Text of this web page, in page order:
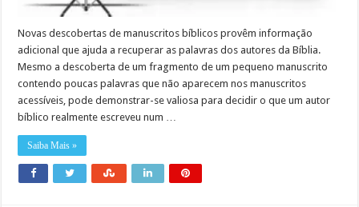
Novas descobertas de manuscritos bíblicos provêm informação
adicional que ajuda a recuperar as palavras dos autores da Bíblia.
Mesmo a descoberta de um fragmento de um pequeno manuscrito
contendo poucas palavras que não aparecem nos manuscritos
acessíveis, pode demonstrar-se valiosa para decidir o que um autor
bíblico realmente escreveu num …
Saiba Mais »